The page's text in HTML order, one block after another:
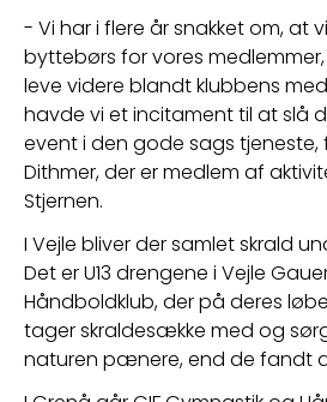
- Vi har i flere år snakket om, at
byttebørs for vores
leve videre blandt klubbens
havde vi et incitament til at slå
event i den gode sags tjeneste,
Dithmer, der er medlem af
Stjernen.
I Vejle bliver der samlet skrald
Det er U13 drengene i Vejle
Håndboldklub, der på deres
tager skraldesække med og
naturen pænere, end de fandt